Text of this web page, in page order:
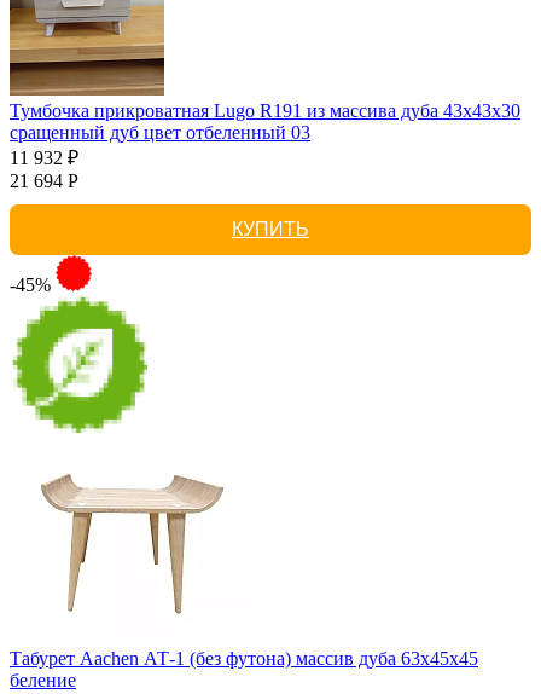
Тумбочка прикроватная Lugo R191 из массива дуба 43х43х30
сращенный дуб цвет отбеленный 03
11 932 ₽
21 694 Р
КУПИТЬ
-45%
Табурет Aachen АТ-1 (без футона) массив дуба 63х45х45
беление